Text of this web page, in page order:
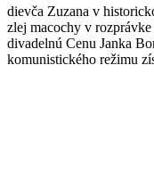
dievča Zuzana v
zlej macochy v
divadelnú Cenu Janka
komunistického režimu